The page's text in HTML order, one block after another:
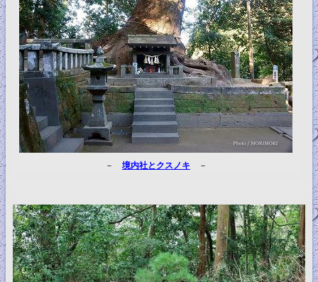
－ 境内社とクスノキ －